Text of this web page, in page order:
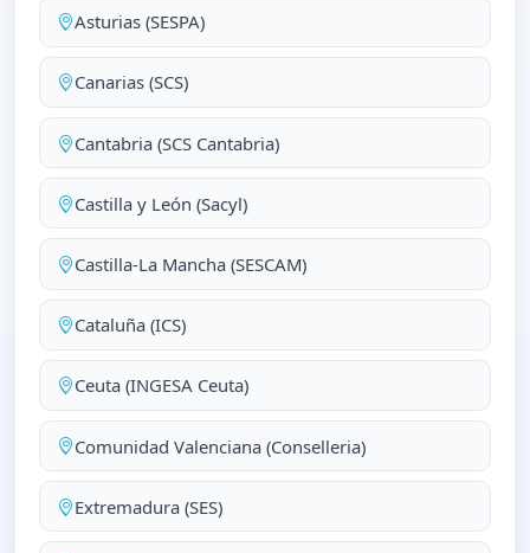
Asturias (SESPA)
Canarias (SCS)
Cantabria (SCS Cantabria)
Castilla y León (Sacyl)
Castilla-La Mancha (SESCAM)
Cataluña (ICS)
Ceuta (INGESA Ceuta)
Comunidad Valenciana (Conselleria)
Extremadura (SES)